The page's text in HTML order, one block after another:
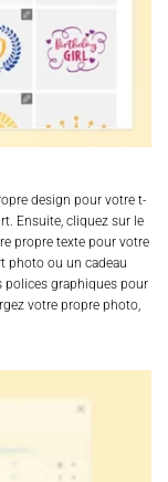
design pour votre t-
Ensuite, cliquez sur le
propre texte pour votre
photo ou un cadeau
polices graphiques pour
votre propre photo,